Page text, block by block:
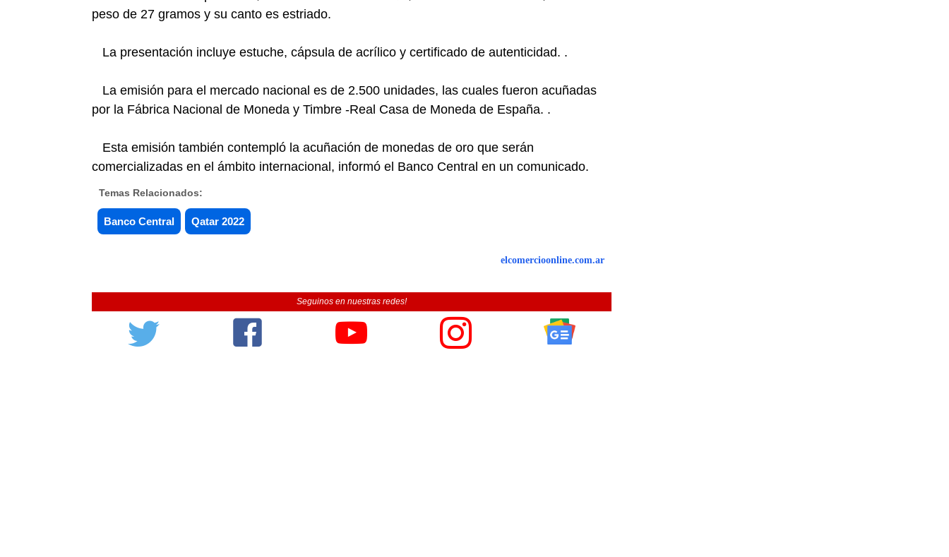
peso de 27 gramos y su canto es estriado.
La presentación incluye estuche, cápsula de acrílico y certificado de autenticidad. .
La emisión para el mercado nacional es de 2.500 unidades, las cuales fueron acuñadas
por la Fábrica Nacional de Moneda y Timbre -Real Casa de Moneda de España. .
Esta emisión también contempló la acuñación de monedas de oro que serán
comercializadas en el ámbito internacional, informó el Banco Central en un comunicado.
Temas Relacionados:
Banco Central Qatar 2022
elcomercioonline.com.ar
Seguinos en nuestras redes!